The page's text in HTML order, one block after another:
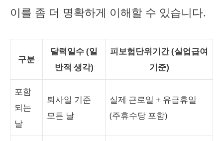
이를 좀 더 명확하게 이해할 수 있습니다.
구분
달력일수 (일
반적 생각)
피보험단위기간 (실업급여
기준)
포함
되는
날
퇴사일 기준
모든 날
실제 근로일 + 유급휴일
(주휴수당 포함)